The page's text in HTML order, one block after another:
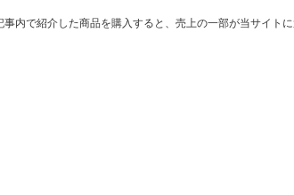
内で紹介した商品を購入すると、売上の一部が当サイトに